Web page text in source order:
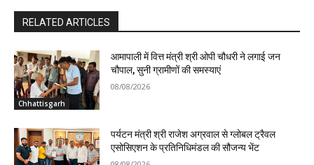
RELATED ARTICLES
Chhattisgarh
आमापाली में वित्त मंत्री श्री ओपी चौधरी ने लगाई जन
चौपाल, सुनी ग्रामीणों की समस्याएं
08/08/2026
पर्यटन मंत्री श्री राजेश अग्रवाल से ग्लोबल ट्रैवल
एसोसिएशन के प्रतिनिधिमंडल की सौजन्य भेंट